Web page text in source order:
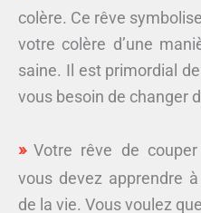
colère. Ce rêve
votre colère d’une
saine. Il est primordial
vous besoin de changer
Votre rêve de
vous devez apprendre
de la vie. Vous voulez